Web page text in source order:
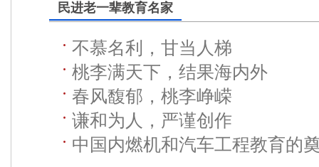
民进老一辈教育名家
不慕名利，甘当人梯
桃李满天下，结果海内外
春风馥郁，桃李峥嵘
谦和为人，严谨创作
中国内燃机和汽车工程教育的